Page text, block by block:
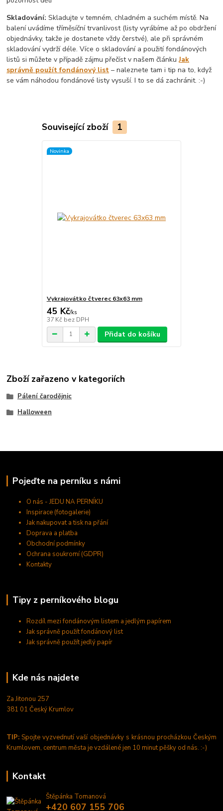
Skladování: Skladujte v temném, chladném a suchém místě. Na
balení uvádíme tříměsíční trvanlivost (listy vyrábíme až po obdržení
objednávky, takže je dostanete vždy čerstvé), ale při správném
skladování vydrží déle. Více o skladování a použití fondánových
listů si můžete v případě zájmu přečíst v našem článkuJak
správně použít fondánový list – naleznete tam i tip na to, když
se vám náhodou fondánové listy vysuší. I to se dá zachránit. :-)
Související zboží 1
Novinka
Vykrajovátko čtverec 63x63 mm
45 Kč/ks
37 Kč bez DPH
Přidat do košíku
Zboží zařazeno v kategoriích
Pálení čarodějnic
Halloween
Pojeďte na perníku s námi
O nás - JEDU NA PERNÍKU
Inspirace (fotogalerie)
Jak nakupovat a tisk na přání
Doprava a platba
Obchodní podmínky
Ochrana soukromí (GDPR)
Kontakty
Tipy z perníkového blogu
Rozdíl mezi fondánovým listem a jedlým papírem
Jak správně použít fondánový list
Jak správně použít jedlý papír
Kde nás najdete
Za Jitonou 257
381 01 Český Krumlov
TIP: Spojte vyzvednutí vaší objednávky s krásnou procházkou Českým
Krumlovem, centrum města je vzdálené jen 10 minut pěšky od nás. :-)
Kontakt
Štěpánka Tomanová
+420 607 155 706